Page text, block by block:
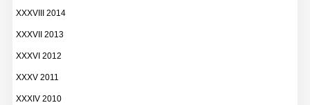
XXXVIII 2014
XXXVII 2013
XXXVI 2012
XXXV 2011
XXXIV 2010